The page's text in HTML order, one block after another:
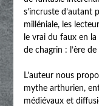
s’incruste d’autant
milléniale, les
le vrai du faux en
de chagrin : l’ère
L’auteur nous
mythe arthurien,
médiévaux et